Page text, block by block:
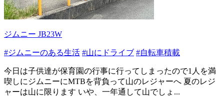
ジムニー JB23W
#ジムニーのある生活 #山にドライブ #自転車積載
今日は子供達が保育園の行事に行ってしまったので1人を満
喫しにジムニーにMTBを背負って山のレジャーへ 夏のレジ
ャーは山に限ります いや、一年通して山でしょ...